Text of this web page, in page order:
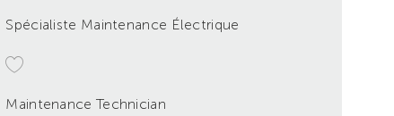
Spécialiste Maintenance Électrique
Maintenance Technician